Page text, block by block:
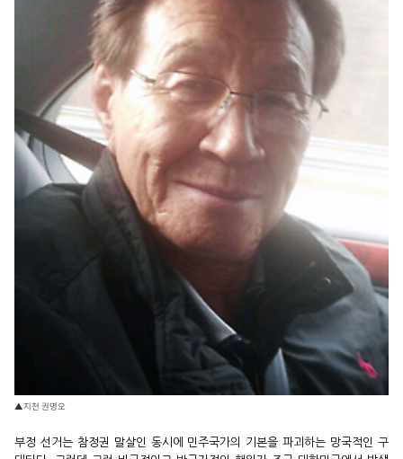
▲지천 권명오
부정 선거는 참정권 말살인 동시에 민주국가의 기본을 파괴하는 망국적인 구